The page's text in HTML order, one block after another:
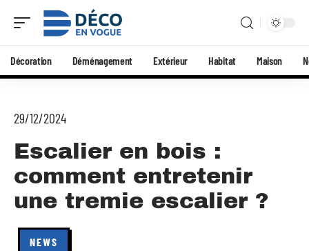
Décoration Déménagement Extérieur Habitat Maison
29/12/2024
Escalier en bois :
comment entretenir
une tremie escalier ?
NEWS